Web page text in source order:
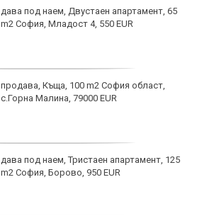
дава под наем, Двустаен апартамент, 65
m2 София, Младост 4, 550 EUR
продава, Къща, 100 m2 София област,
с.Горна Малина, 79000 EUR
дава под наем, Тристаен апартамент, 125
m2 София, Борово, 950 EUR